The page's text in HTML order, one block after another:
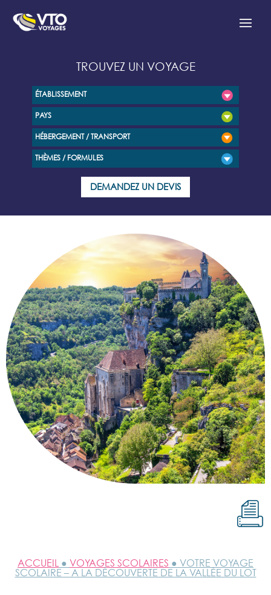
TROUVEZ UN VOYAGE
ÉTABLISSEMENT
PAYS
HÉBERGEMENT / TRANSPORT
THÈMES / FORMULES
DEMANDEZ UN DEVIS
ACCUEIL ● VOYAGES SCOLAIRES ● VOTRE VOYAGE
SCOLAIRE – A LA DÉCOUVERTE DE LA VALLÉE DU LOT